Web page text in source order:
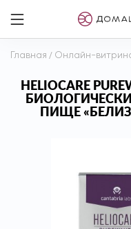
Главная / Онлайн-
HELIOCARE
ПИЩЕ